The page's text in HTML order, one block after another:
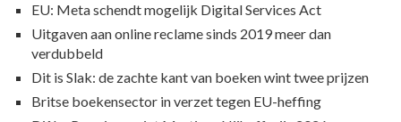
EU: Meta schendt mogelijk Digital Services Act
Uitgaven aan online reclame sinds 2019 meer dan
verdubbeld
Dit is Slak: de zachte kant van boeken wint twee prijzen
Britse boekensector in verzet tegen EU-heffing